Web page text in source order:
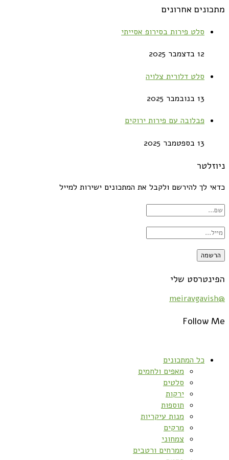
מתכונים אחרונים
סלט פירות בסירופ אסייתי
12 בדצמבר 2025
סלט דלורית צלויה
13 בנובמבר 2025
פבלובה עם פירות ירוקים
13 בספטמבר 2025
ניוזלטר
כדאי לך להירשם ולקבל את המתכונים ישירות למייל
הפינטרסט שלי
@meiravgavish
Follow Me
כל המתכונים
מאפים ולחמים
סלטים
ירקות
תוספות
מנות עיקריות
מרקים
צמחוני
ממרחים ורטבים